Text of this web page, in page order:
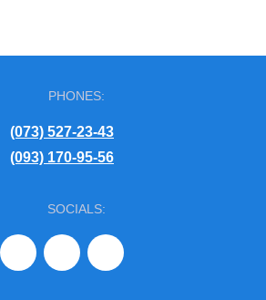
PHONES:
(073) 527-23-43
(093) 170-95-56
SOCIALS: